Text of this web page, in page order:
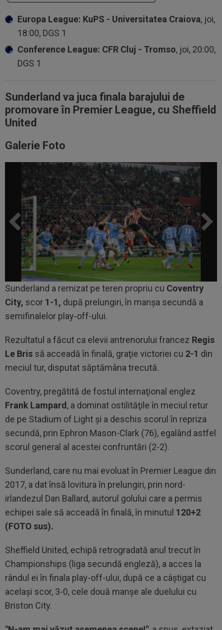
Europa League: KuPS - Universitatea Craiova, joi,
18:00, DGS 1
Conference League: CFR Cluj - Tromso, joi, 20:00,
DGS 1
Sunderland va juca finala barajului de
promovare în Premier League, cu Sheffield
United
Galerie Foto
Sunderland a remizat pe teren propriu cu Coventry
City, scor 1-1, după prelungiri, în manşa secundă a
semifinalelor play-off-ului.
Rezultatul a făcut ca elevii antrenorului francez Regis
Le Bris să acceadă în finală, graţie victoriei cu 2-1 din
meciul tur, disputat săptămâna trecută.
Coventry, pregătită de fostul internaţional englez
Frank Lampard, a dominat ostilităţile în meciul retur
de pe Stadium of Light şi a deschis scorul în repriza
secundă, prin Ephron Mason-Clark (76), egalând astfel
scorul general al acestei confruntări (2-2).
Sunderland, care nu mai evoluat în Premier League din
2017, a dat însă lovitura în prelungiri, prin nord-
irlandezul Dan Ballard, autorul golului care a permis
echipei sale să acceadă în finală, în minutul 120+2
(FOTO sus).
Sheffield United, echipă retrogradată anul trecut în
Championships (liga secundă engleză), a acces la
rândul ei în finala play-off-ului, după ce a câştigat cu
acelaşi scor, 3-0, cele două manşe ale duelului cu
Briston City.